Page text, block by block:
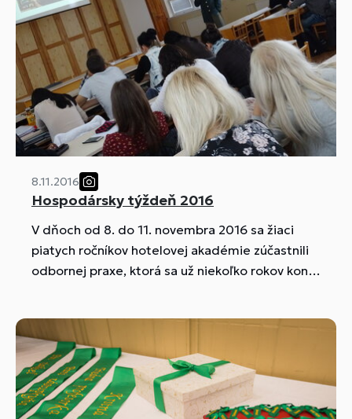
8.11.2016
Hospodársky týždeň 2016
V dňoch od 8. do 11. novembra 2016 sa žiaci
piatych ročníkov hotelovej akadémie zúčastnili
odbornej praxe, ktorá sa už niekoľko rokov koná
praxe.